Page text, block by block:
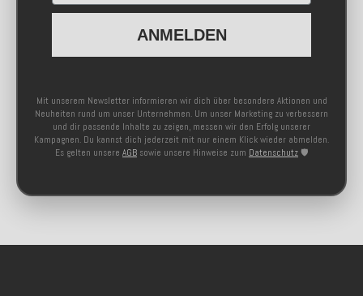
ANMELDEN
Mit unserem Newsletter informieren wir dich über besondere Aktionen und
Neuheiten rund um unser Unternehmen. Um unser Marketing zu verbessern
und dir passende Inhalte zu zeigen, messen wir den Erfolg unserer
Kampagnen. Du kannst dich jederzeit mit nur einem Klick wieder abmelden.
Es gelten unsere AGB sowie unsere Hinweise zum Datenschutz 🛡️